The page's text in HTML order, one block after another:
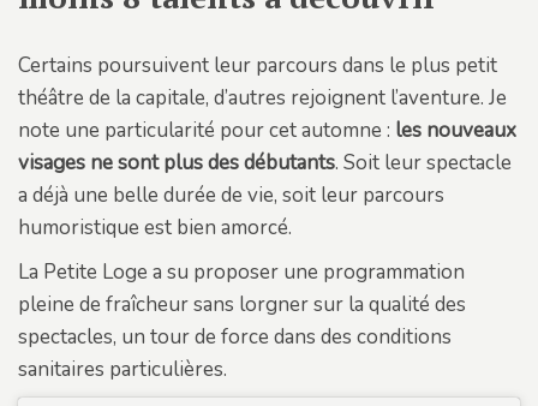
Certains poursuivent leur parcours dans le plus petit
théâtre de la capitale, d’autres rejoignent l’aventure. Je
note une particularité pour cet automne : les nouveaux
visages ne sont plus des débutants. Soit leur spectacle
a déjà une belle durée de vie, soit leur parcours
humoristique est bien amorcé.
La Petite Loge a su proposer une programmation
pleine de fraîcheur sans lorgner sur la qualité des
spectacles, un tour de force dans des conditions
sanitaires particulières.